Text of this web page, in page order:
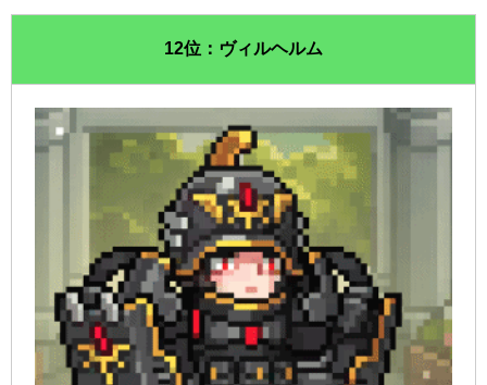
12位：ヴィルヘルム